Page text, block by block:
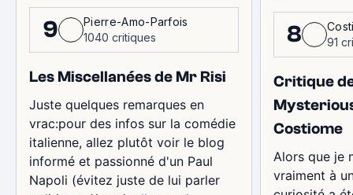
9
Pierre-Amo-Parfois
1040 critiques
Les Miscellanées de Mr Risi
Juste quelques remarques en
vrac:pour des infos sur la comédie
italienne, allez plutôt voir le blog
informé et passionné d'un Paul
Napoli (évitez juste de lui parler
8
91
Critique
Costiome
Alors que je
vraiment à